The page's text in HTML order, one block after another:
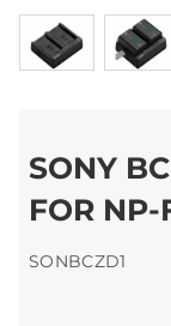
SONY
FOR NP-
SONBCZD1